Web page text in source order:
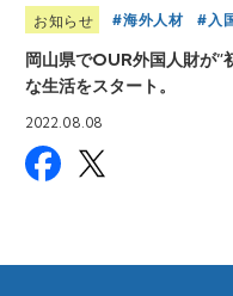
お知らせ 海外人材 入
岡山県でOUR外国人財が”
な生活をスタート。
2022.08.08